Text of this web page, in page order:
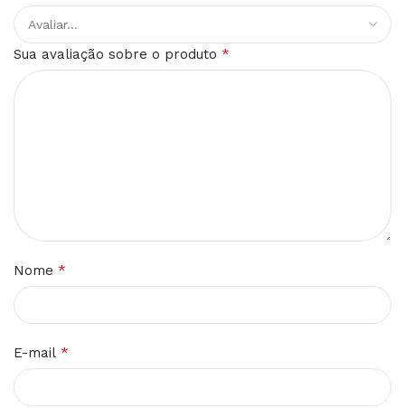
Sua avaliação sobre o produto *
Nome *
E-mail *